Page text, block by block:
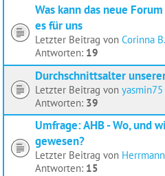
Was kann das neue
es für uns
Letzter Beitrag von Corinna B.
Antworten: 19
Durchschnittsalter
Letzter Beitrag von yasmin75
Antworten: 39
Umfrage: AHB - Wo, und
gewesen?
Letzter Beitrag von Herrmann
Antworten: 15